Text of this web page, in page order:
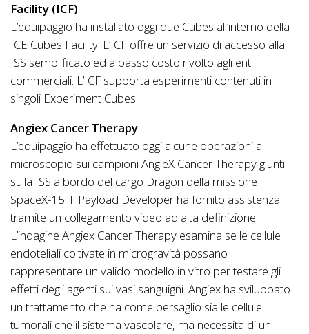
Facility (ICF)
L’equipaggio ha installato oggi due Cubes all’interno della
ICE Cubes Facility. L’ICF offre un servizio di accesso alla
ISS semplificato ed a basso costo rivolto agli enti
commerciali. L’ICF supporta esperimenti contenuti in
singoli Experiment Cubes.
Angiex Cancer Therapy
L’equipaggio ha effettuato oggi alcune operazioni al
microscopio sui campioni AngieX Cancer Therapy giunti
sulla ISS a bordo del cargo Dragon della missione
SpaceX-15. Il Payload Developer ha fornito assistenza
tramite un collegamento video ad alta definizione.
L’indagine Angiex Cancer Therapy esamina se le cellule
endoteliali coltivate in microgravità possano
rappresentare un valido modello in vitro per testare gli
effetti degli agenti sui vasi sanguigni. Angiex ha sviluppato
un trattamento che ha come bersaglio sia le cellule
tumorali che il sistema vascolare, ma necessita di un